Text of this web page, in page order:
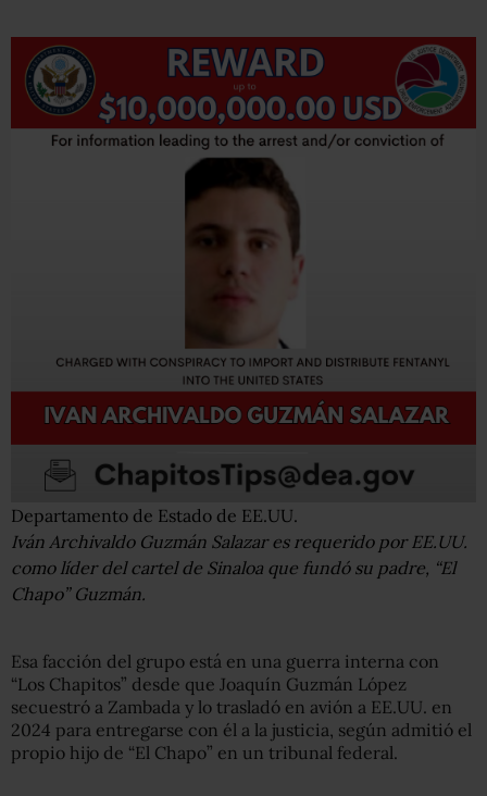
Departamento de Estado de EE.UU.
Iván Archivaldo Guzmán Salazar es requerido por EE.UU.
como líder del cartel de Sinaloa que fundó su padre, “El
Chapo” Guzmán.
Esa facción del grupo está en una guerra interna con
“Los Chapitos” desde que Joaquín Guzmán López
secuestró a Zambada y lo trasladó en avión a EE.UU. en
2024 para entregarse con él a la justicia, según admitió el
propio hijo de “El Chapo” en un tribunal federal.